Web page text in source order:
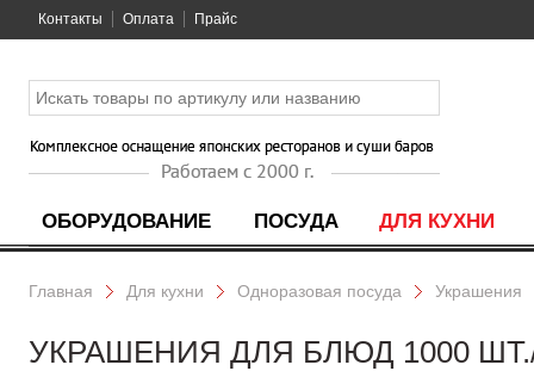
Контакты Оплата Прайс
ОБОРУДОВАНИЕ ПОСУДА ДЛЯ КУХНИ
Главная Для кухни Одноразовая посуда Украшения
УКРАШЕНИЯ ДЛЯ БЛЮД 1000 ШТ./